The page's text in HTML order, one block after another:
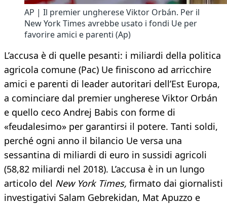
AP | Il premier ungherese Viktor Orbán. Per il
New York Times avrebbe usato i fondi Ue per
favorire amici e parenti (Ap)
L’accusa è di quelle pesanti: i miliardi della politica
agricola comune (Pac) Ue finiscono ad arricchire
amici e parenti di leader autoritari dell’Est Europa,
a cominciare dal premier ungherese Viktor Orbán
e quello ceco Andrej Babis con forme di
«feudalesimo» per garantirsi il potere. Tanti soldi,
perché ogni anno il bilancio Ue versa una
sessantina di miliardi di euro in sussidi agricoli
(58,82 miliardi nel 2018). L’accusa è in un lungo
articolo del New York Times, firmato dai giornalisti
investigativi Salam Gebrekidan, Mat Apuzzo e